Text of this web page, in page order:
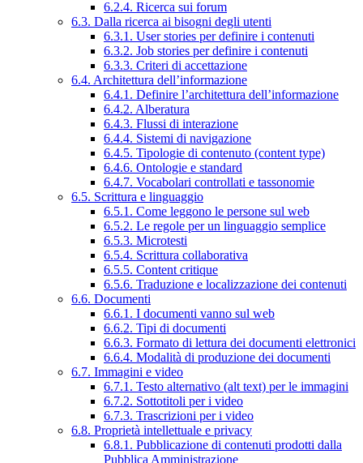
6.2.4. Ricerca sui forum
6.3. Dalla ricerca ai bisogni degli utenti
6.3.1. User stories per definire i contenuti
6.3.2. Job stories per definire i contenuti
6.3.3. Criteri di accettazione
6.4. Architettura dell’informazione
6.4.1. Definire l’architettura dell’informazione
6.4.2. Alberatura
6.4.3. Flussi di interazione
6.4.4. Sistemi di navigazione
6.4.5. Tipologie di contenuto (content type)
6.4.6. Ontologie e standard
6.4.7. Vocabolari controllati e tassonomie
6.5. Scrittura e linguaggio
6.5.1. Come leggono le persone sul web
6.5.2. Le regole per un linguaggio semplice
6.5.3. Microtesti
6.5.4. Scrittura collaborativa
6.5.5. Content critique
6.5.6. Traduzione e localizzazione dei contenuti
6.6. Documenti
6.6.1. I documenti vanno sul web
6.6.2. Tipi di documenti
6.6.3. Formato di lettura dei documenti elettronici
6.6.4. Modalità di produzione dei documenti
6.7. Immagini e video
6.7.1. Testo alternativo (alt text) per le immagini
6.7.2. Sottotitoli per i video
6.7.3. Trascrizioni per i video
6.8. Proprietà intellettuale e privacy
6.8.1. Pubblicazione di contenuti prodotti dalla
Pubblica Amministrazione